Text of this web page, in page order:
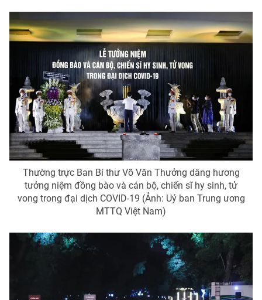
Thường trực Ban Bí thư Võ Văn Thưởng dâng hương
tưởng niệm đồng bào và cán bộ, chiến sĩ hy sinh, tử
vong trong đại dịch COVID-19 (Ảnh: Uỷ ban Trung ương
MTTQ Việt Nam)